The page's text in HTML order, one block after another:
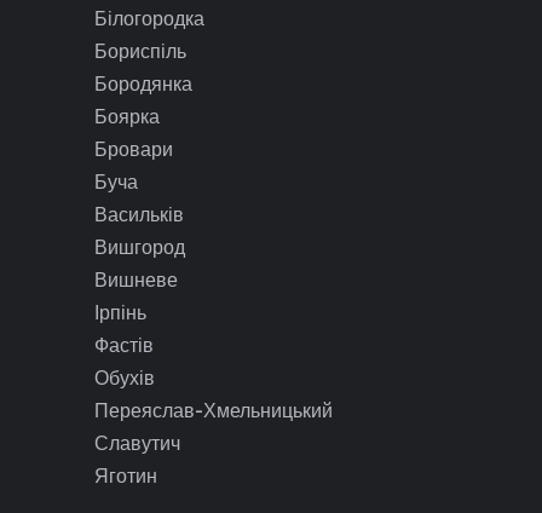
Білогородка
Бориспіль
Бородянка
Боярка
Бровари
Буча
Васильків
Вишгород
Вишневе
Ірпінь
Фастів
Обухів
Переяслав-Хмельницький
Славутич
Яготин